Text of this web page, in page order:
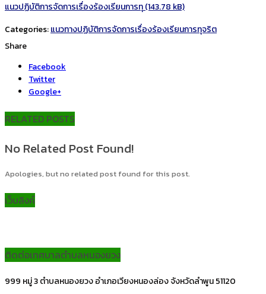
แนวปฏิบัติการจัดการเรื่องร้องเรียนการทุ
Categories:แนวทางปฏิบัติการจัดการเรื่องร้องเรียนการทุจริต
Share
Facebook
Twitter
Google+
RELATED POSTS
No Related Post Found!
Apologies, but no related post found for this post.
เว็บลิงค์
ติดต่อเทศบาลตำบลหนองยวง
999 หมู่ 3 ตำบลหนองยวง อำเภอเวียงหนองล่อง จังหวัดลำพูน 51120